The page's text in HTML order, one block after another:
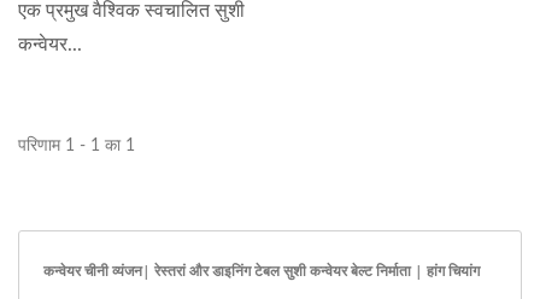
एक प्रमुख वैश्विक स्वचालित सुशी
कन्वेयर...
परिणाम 1 - 1 का 1
कन्वेयर चीनी व्यंजन| रेस्तरां और डाइनिंग टेबल सुशी कन्वेयर बेल्ट निर्माता | हांग चियांग